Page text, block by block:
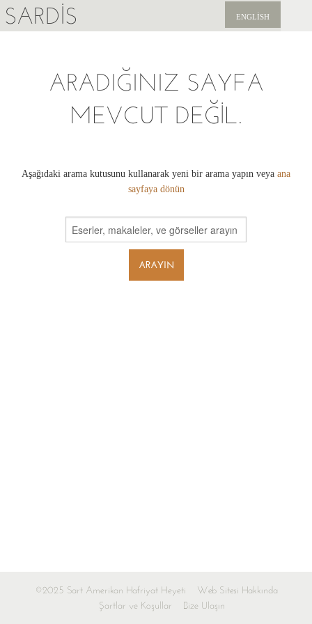
SARDIS ENGLISH
ARADIĞINIZ SAYFA
MEVCUT DEĞIL.
Aşağıdaki arama kutusunu kullanarak yeni bir arama yapın veya ana
sayfaya dönün
©2025 Sart Amerikan Hafriyat Heyeti
Web Sitesi Hakkında
Şartlar ve Koşullar
Bize Ulaşın